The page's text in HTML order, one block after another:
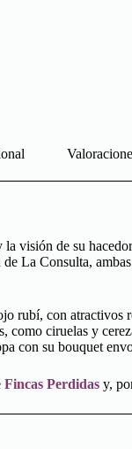
la visión de su
La Consulta,
rubí, con atractivos
ciruelas y
con su bouquet
Fincas Perdidas y,